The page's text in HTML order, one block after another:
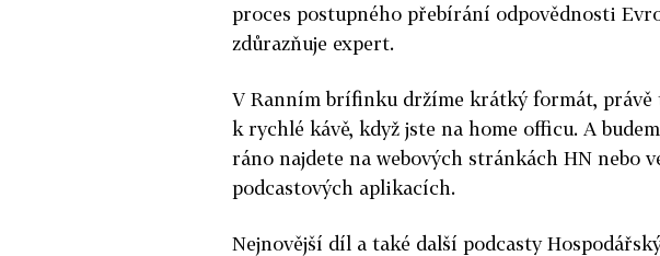
proces postupného přebírání odpovědnosti
zdůrazňuje expert.
V Ranním brífinku držíme krátký formát, právě
k rychlé kávě, když jste na home officu. A
ráno najdete na webových stránkách HN nebo
podcastových aplikacích.
Nejnovější díl a také další podcasty